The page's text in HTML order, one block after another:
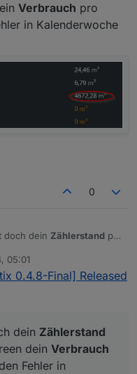
Verbrauch pro
in Kalenderwoche
0
doch dein Zählerstand pro
Fehler in
05:01
0.4.8-Final] Released
dein Zählerstand
dein Verbrauch
Fehler in